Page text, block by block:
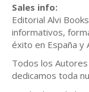
Sales info:
Editorial Alvi
informativos,
éxito en España y
Todos los
dedicamos toda